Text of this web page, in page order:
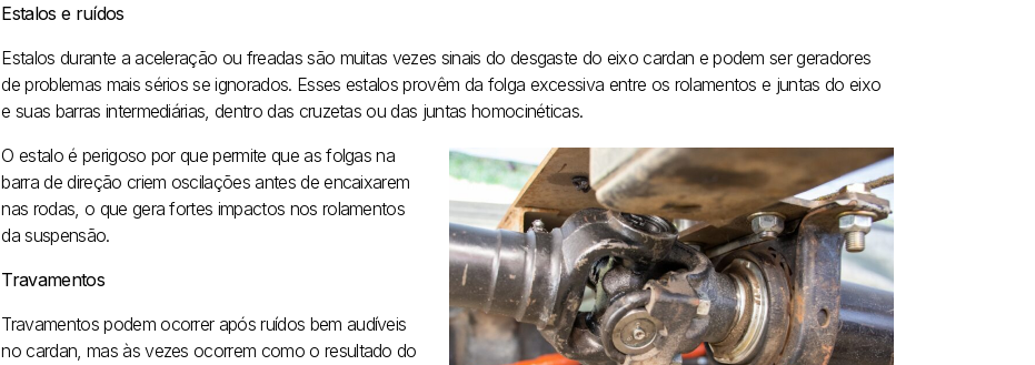
Estalos e ruídos
Estalos durante a aceleração ou freadas são muitas vezes sinais do desgaste do eixo cardan e podem ser geradores
de problemas mais sérios se ignorados. Esses estalos provêm da folga excessiva entre os rolamentos e juntas do eixo
e suas barras intermediárias, dentro das cruzetas ou das juntas homocinéticas.
O estalo é perigoso por que permite que as folgas na
barra de direção criem oscilações antes de encaixarem
nas rodas, o que gera fortes impactos nos rolamentos
da suspensão.
Travamentos
Travamentos podem ocorrer após ruídos bem audíveis
no cardan, mas às vezes ocorrem como o resultado do